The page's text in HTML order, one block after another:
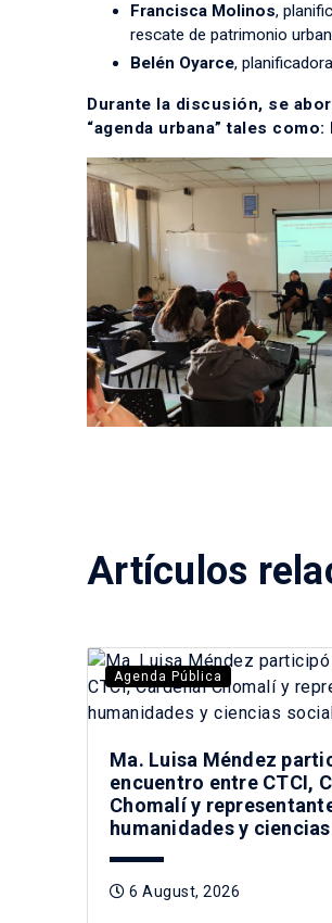
Francisca Molinos,
rescate de patrimonio
Belén Oyarce,
Durante la discusión, se
“agenda urbana” tales
Artículos
Agenda Pública
Ma. Luisa Méndez
encuentro entre CTCI,
Chomalí y
humanidades y
6 August, 2026